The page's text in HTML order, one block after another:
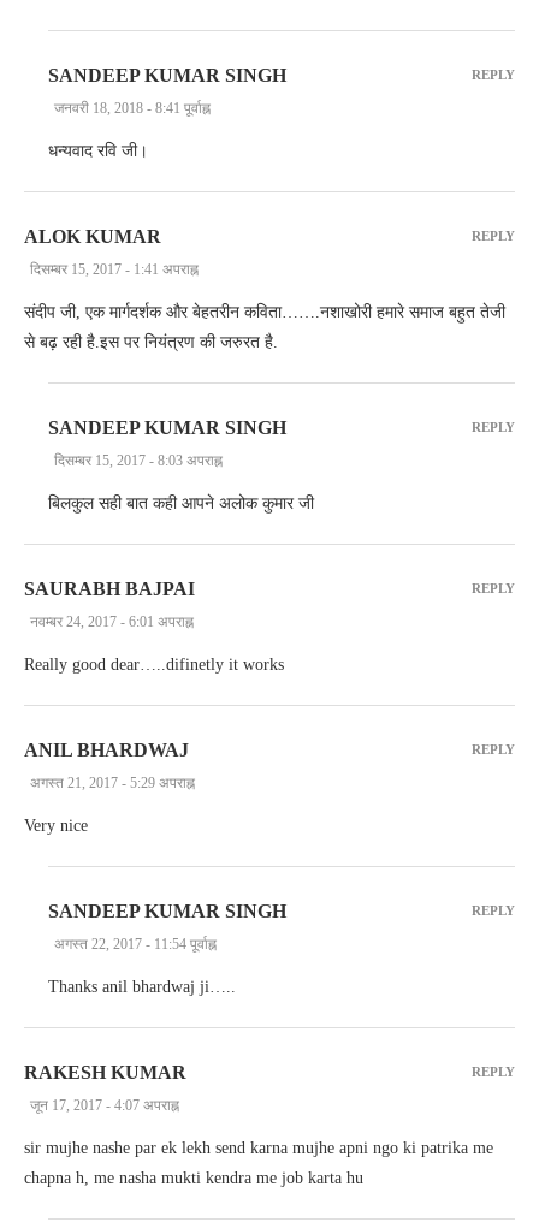
SANDEEP KUMAR SINGH
जनवरी 18, 2018 - 8:41 पूर्वाह्न
धन्यवाद रवि जी।
REPLY
ALOK KUMAR
दिसम्बर 15, 2017 - 1:41 अपराह्न
संदीप जी, एक मार्गदर्शक और बेहतरीन कविता…….नशाखोरी हमारे समाज बहुत तेजी
से बढ़ रही है.इस पर नियंत्रण की जरुरत है.
REPLY
SANDEEP KUMAR SINGH
दिसम्बर 15, 2017 - 8:03 अपराह्न
बिलकुल सही बात कही आपने अलोक कुमार जी
REPLY
SAURABH BAJPAI
नवम्बर 24, 2017 - 6:01 अपराह्न
Really good dear…..difinetly it works
REPLY
ANIL BHARDWAJ
अगस्त 21, 2017 - 5:29 अपराह्न
Very nice
REPLY
SANDEEP KUMAR SINGH
अगस्त 22, 2017 - 11:54 पूर्वाह्न
Thanks anil bhardwaj ji…..
REPLY
RAKESH KUMAR
जून 17, 2017 - 4:07 अपराह्न
sir mujhe nashe par ek lekh send karna mujhe apni ngo ki patrika me
chapna h, me nasha mukti kendra me job karta hu
REPLY